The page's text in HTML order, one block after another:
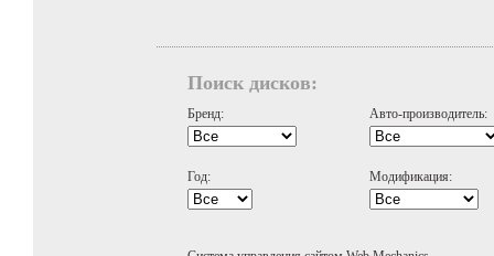
Поиск дисков:
Бренд: Авто-производитель:
Год: Модификация: